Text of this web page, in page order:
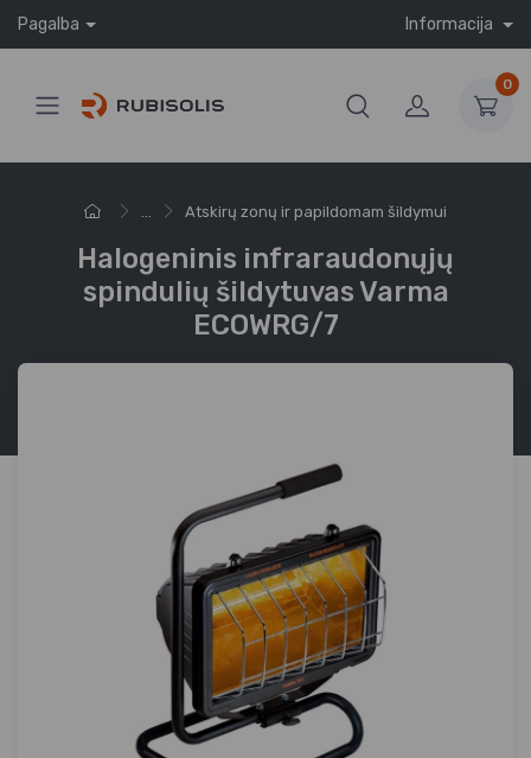
Pagalba Informacija
0
... Atskirų zonų ir papildomam šildymui
Halogeninis infraraudonųjų
spindulių šildytuvas Varma
ECOWRG/7